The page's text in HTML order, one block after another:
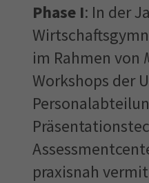
Phase I: In der
im Rahmen von
Workshops der
praxisnah